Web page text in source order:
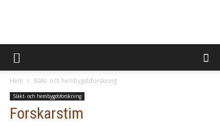
BevaraMinnen
Hem Släkt- och hembygdsforskning
Släkt- och hembygdsforskning
Forskarstim